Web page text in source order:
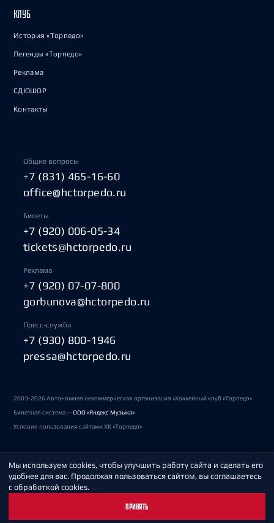
КЛУБ
История «Торпедо»
Легенды «Торпедо»
Реклама
СДЮШОР
Контакты
Общие вопросы
+7 (831) 465-16-60
office@hctorpedo.ru
Билеты
+7 (920) 006-05-34
tickets@hctorpedo.ru
Реклама
+7 (920) 07-07-800
gorbunova@hctorpedo.ru
Пресс-служба
+7 (930) 800-1946
pressa@hctorpedo.ru
2003-2026 Автономная некоммерческая организация «Хоккейный клуб «Торпедо»
Билетная система —ООО «Яндекс Музыка»
Условия пользования сайтами ХК «Торпедо»
Политика обработки персональных данных
Пользовательское соглашение
Мы используем cookies, чтобы улучшить работу сайта и сделать его
удобнее для вас. Продолжая пользоваться сайтом, вы соглашаетесь
с обработкой cookies.
ПРИНЯТЬ